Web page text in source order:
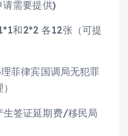
需要提供)
和2*2 各12张（可提
菲律宾国调局无犯罪
生签证延期费/移民局